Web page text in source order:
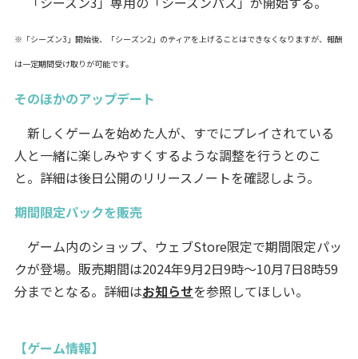
※「シーズン3」開始後、「シーズン2」のティアを上げることはできなくなりますが、報酬
は一定期間受け取りが可能です。
そのほかのアップデート
新しくゲームを始めた人が、すでにプレイされている
人と一緒に楽しみやすくするような調整を行うとのこ
と。詳細は後日公開のリリースノートを確認しよう。
期間限定パックを販売
ゲーム内のショップ、ウェブStore限定で期間限定パッ
クが登場。販売期間は2024年9月2日9時～10月7日8時59
分までとなる。詳細はお知らせを参照してほしい。
【ゲーム情報】